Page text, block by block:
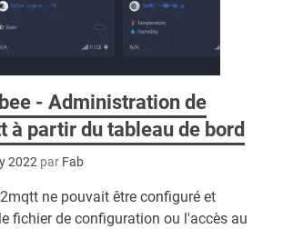
- Administration de
à partir du tableau de bord
2022 par Fab
ne pouvait être configuré et
fichier de configuration ou l'accès au